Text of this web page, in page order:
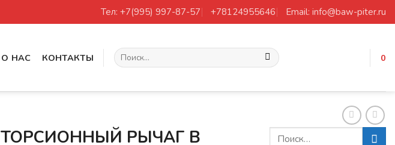
Тел: +7(995) 997-87-57 +78124955646 Email: info@baw-piter.ru
О НАС КОНТАКТЫ Искать: 0
ТОРСИОННЫЙ РЫЧАГ В